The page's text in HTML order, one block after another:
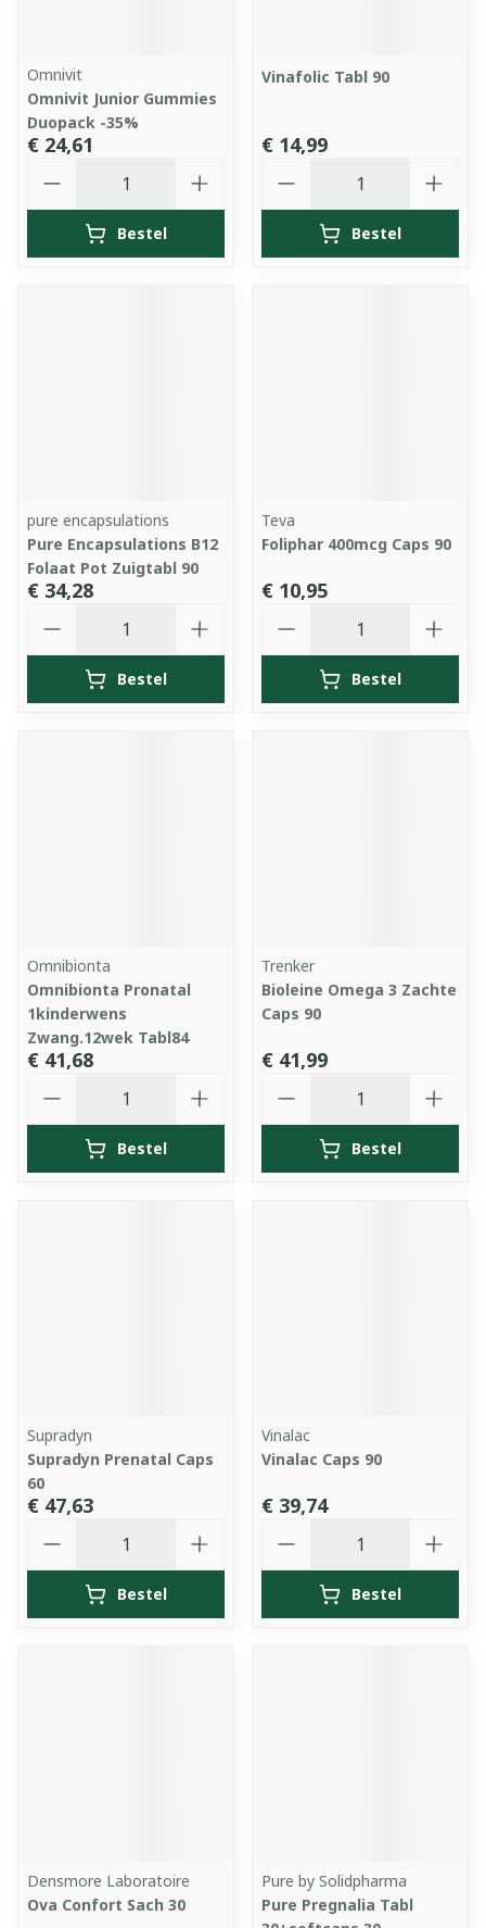
Omnivit
Omnivit Junior Gummies
Duopack -35%
€ 24,61
Bestel
Vinafolic Tabl 90
€ 14,99
Bestel
pure encapsulations
Pure Encapsulations B12
Folaat Pot Zuigtabl 90
€ 34,28
Bestel
Teva
Foliphar 400mcg Caps 90
€ 10,95
Bestel
Omnibionta
Omnibionta Pronatal
1kinderwens
Zwang.12wek Tabl84
€ 41,68
Bestel
Trenker
Bioleine Omega 3 Zachte
Caps 90
€ 41,99
Bestel
Supradyn
Supradyn Prenatal Caps
60
€ 47,63
Bestel
Vinalac
Vinalac Caps 90
€ 39,74
Bestel
Densmore Laboratoire
Ova Confort Sach 30
Pure by Solidpharma
Pure Pregnalia Tabl